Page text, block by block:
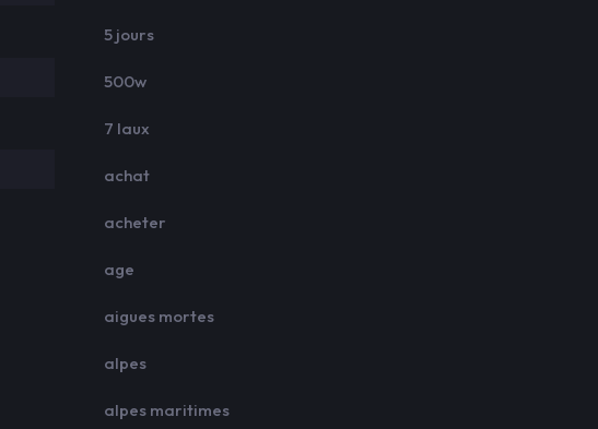
5 jours
500w
7 laux
achat
acheter
age
aigues mortes
alpes
alpes maritimes